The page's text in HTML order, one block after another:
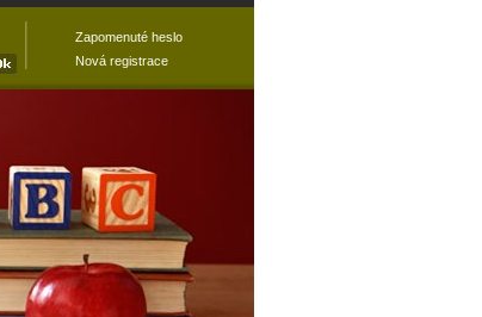
Zapomenuté heslo
Nová registrace